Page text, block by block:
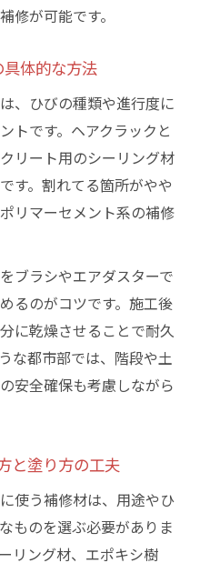
修が可能です。
体的な方法
、ひびの種類や進行度に
トです。ヘアクラックと
リート用のシーリング材
す。割れてる箇所がやや
リマーセメント系の補修
ブラシやエアダスターで
るのがコツです。施工後
に乾燥させることで耐久
な都市部では、階段や土
安全確保も考慮しながら
と塗り方の工夫
使う補修材は、用途やひ
ものを選ぶ必要がありま
リング材、エポキシ樹